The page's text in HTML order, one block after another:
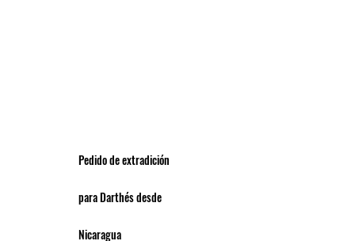
Pedido de extradición
para Darthés desde
Nicaragua